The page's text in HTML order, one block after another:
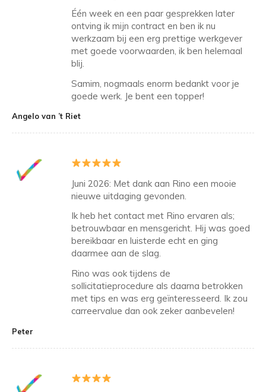
Één week en een paar gesprekken later
ontving ik mijn contract en ben ik nu
werkzaam bij een erg prettige werkgever
met goede voorwaarden, ik ben helemaal
blij.
Samim, nogmaals enorm bedankt voor je
goede werk. Je bent een topper!
Angelo van ’t Riet
Juni 2026: Met dank aan Rino een mooie
nieuwe uitdaging gevonden.
Ik heb het contact met Rino ervaren als;
betrouwbaar en mensgericht. Hij was goed
bereikbaar en luisterde echt en ging
daarmee aan de slag.
Rino was ook tijdens de
sollicitatieprocedure als daarna betrokken
met tips en was erg geïnteresseerd. Ik zou
carreervalue dan ook zeker aanbevelen!
Peter